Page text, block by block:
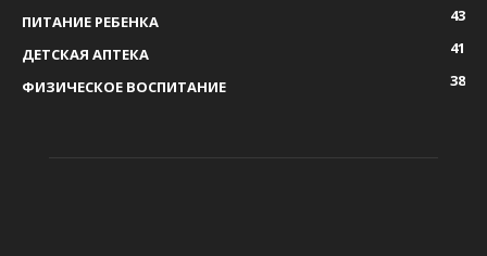
ПИТАНИЕ РЕБЕНКА
43
ДЕТСКАЯ АПТЕКА
41
ФИЗИЧЕСКОЕ ВОСПИТАНИЕ
38